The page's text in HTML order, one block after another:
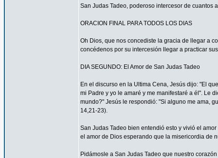
San Judas Tadeo, poderoso intercesor de cuantos
ORACION FINAL PARA TODOS LOS DIAS
Oh Dios, que nos concediste la gracia de llegar a
concédenos por su intercesión llegar a practicar
DIA SEGUNDO: El Amor de San Judas Tadeo
En el discurso en la Ultima Cena, Jesús dijo: "El
mi Padre y yo le amaré y me manifestaré a él". Le
mundo?" Jesús le respondió: "Si alguno me ama,
14,21-23).
San Judas Tadeo bien entendió esto y vivió el
el amor de Dios esperando que la misericordia de
Pidámosle a San Judas Tadeo que nuestro